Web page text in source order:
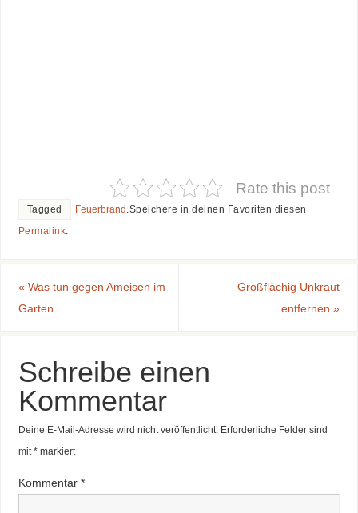
Rate this post
Tagged Feuerbrand.Speichere in deinen Favoriten diesen
Permalink.
« Was tun gegen Ameisen im
Garten
Großflächig Unkraut
entfernen»
Schreibe einen
Kommentar
Deine E-Mail-Adresse wird nicht veröffentlicht. Erforderliche Felder sind
mit*markiert
Kommentar *